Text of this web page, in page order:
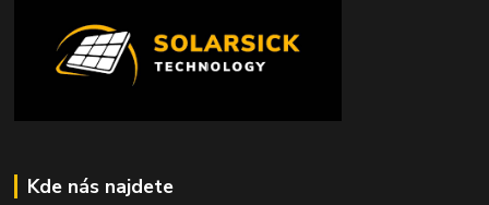
Kde nás najdete